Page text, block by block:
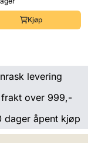
Kjøp
levering
frakt over 999,-
dager åpent kjøp